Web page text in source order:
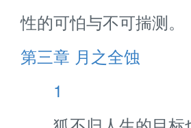
性的可怕与不可揣测。
第三章 月之全蚀
1